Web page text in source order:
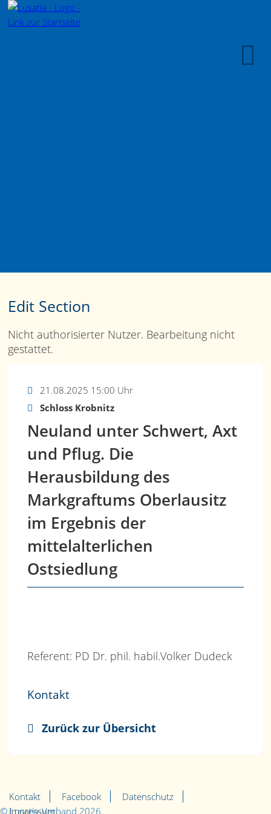
Edit Section
Nicht authorisierter Nutzer. Bearbeitung nicht
gestattet.
21.08.2025 15:00 Uhr
Schloss Krobnitz
Neuland unter Schwert, Axt
und Pflug. Die
Herausbildung des
Markgraftums Oberlausitz
im Ergebnis der
mittelalterlichen
Ostsiedlung
Referent: PD Dr. phil. habil.Volker Dudeck
Kontakt
Zurück zur Übersicht
© Lusatia-Verband 2026
überspringen
Kontakt Facebook
Datenschutz
Impressum